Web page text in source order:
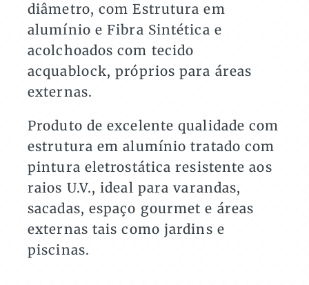
Áreas
quantidade
diâmetro, com Estrutura em
alumínio e Fibra Sintética e
acolchoados com tecido
acquablock, próprios para áreas
externas.
Produto de excelente qualidade com
estrutura em alumínio tratado com
pintura eletrostática resistente aos
raios U.V., ideal para varandas,
sacadas, espaço gourmet e áreas
externas tais como jardins e
piscinas.